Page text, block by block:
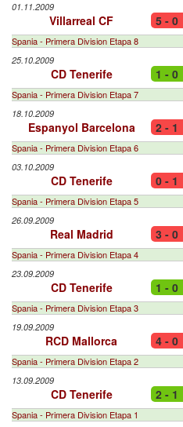
01.11.2009
Villarreal CF 5 - 0
Spania - Primera Division Etapa 8
25.10.2009
CD Tenerife 1 - 0
Spania - Primera Division Etapa 7
18.10.2009
Espanyol Barcelona 2 - 1
Spania - Primera Division Etapa 6
03.10.2009
CD Tenerife 0 - 1
Spania - Primera Division Etapa 5
26.09.2009
Real Madrid 3 - 0
Spania - Primera Division Etapa 4
23.09.2009
CD Tenerife 1 - 0
Spania - Primera Division Etapa 3
19.09.2009
RCD Mallorca 4 - 0
Spania - Primera Division Etapa 2
13.09.2009
CD Tenerife 2 - 1
Spania - Primera Division Etapa 1